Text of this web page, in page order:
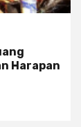
Harapan